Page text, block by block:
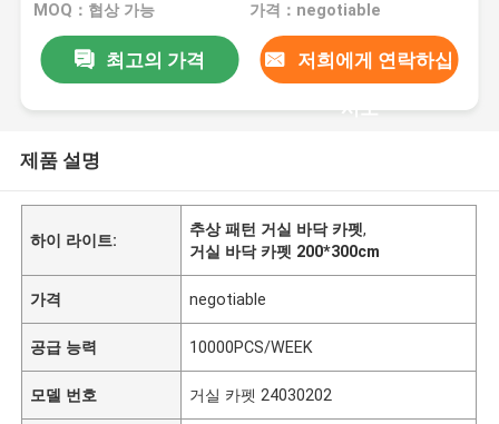
MOQ：협상 가능 가격：negotiable
최고의 가격 저희에게 연락하십
시오
제품 설명
하이 라이트:
추상 패턴 거실 바닥 카펫,
거실 바닥 카펫 200*300cm
가격 negotiable
공급 능력 10000PCS/WEEK
모델 번호 거실 카펫 24030202